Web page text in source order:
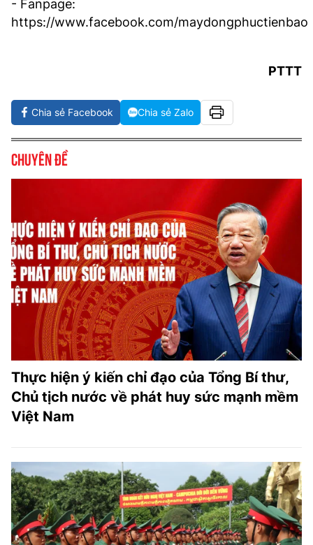
- Fanpage:
https://www.facebook.com/maydongphuctienbao
PTTT
Chia sẻ Facebook Chia sẻ Zalo
Chuyên đề
Thực hiện ý kiến chỉ đạo của Tổng Bí thư,
Chủ tịch nước về phát huy sức mạnh mềm
Việt Nam